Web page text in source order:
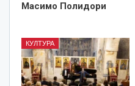
Масимо Полидори
КУЛТУРА